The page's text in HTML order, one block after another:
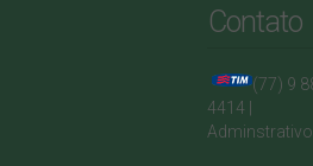
Contato
(77) 9
4414 |
Adminstrativo